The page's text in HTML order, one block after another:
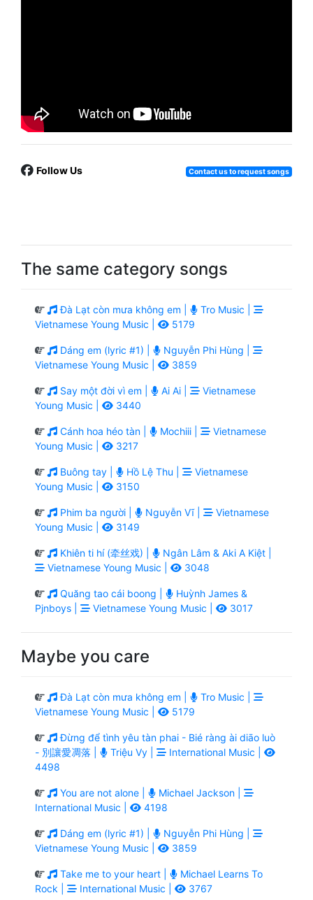
Follow Us Contact us to request songs
The same category songs
Đà Lạt còn mưa không em |
Tro Music |
Vietnamese Young Music |
5179
Dáng em (lyric #1) |
Nguyễn Phi Hùng |
Vietnamese Young Music |
3859
Say một đời vì em | Ai Ai |
Vietnamese
Young Music |
3440
Cánh hoa héo tàn | Mochiii |
Vietnamese
Young Music |
3217
Buông tay | Hồ Lệ Thu |
Vietnamese
Young Music |
3150
Phim ba người | Nguyễn Vĩ |
Vietnamese
Young Music |
3149
Khiên ti hí (牵丝戏) |
Ngân Lâm & Aki A Kiệt |
Vietnamese Young Music |
3048
Quăng tao cái boong |
Huỳnh James &
Pjnboys |
Vietnamese Young Music | 3017
Maybe you care
Đà Lạt còn mưa không em |
Tro Music |
Vietnamese Young Music |
5179
Đừng để tình yêu tàn phai - Bié ràng ài diāo luò
- 別讓愛凋落 |
Triệu Vy |
International Music |
4498
You are not alone |
Michael Jackson |
International Music |
4198
Dáng em (lyric #1) |
Nguyễn Phi Hùng |
Vietnamese Young Music |
3859
Take me to your heart |
Michael Learns To
Rock |
International Music | 3767